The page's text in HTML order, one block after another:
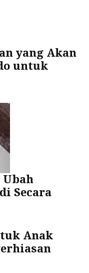
yang Akan
untuk
Ubah
Secara
Anak